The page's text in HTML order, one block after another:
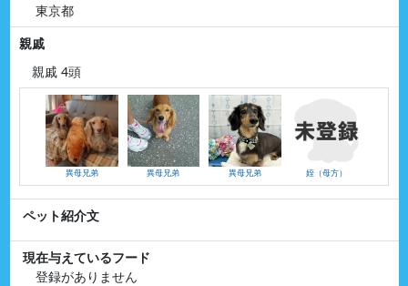
東京都
親戚
親戚 4頭
異母兄弟 異母兄弟 異母兄弟 姪（母方）
ペット紹介文
現在与えているフード
登録がありません